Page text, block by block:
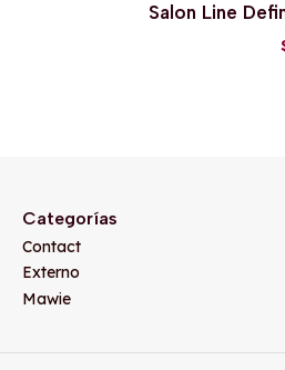
Salon Line
Categorías
Contact
Externo
Mawie